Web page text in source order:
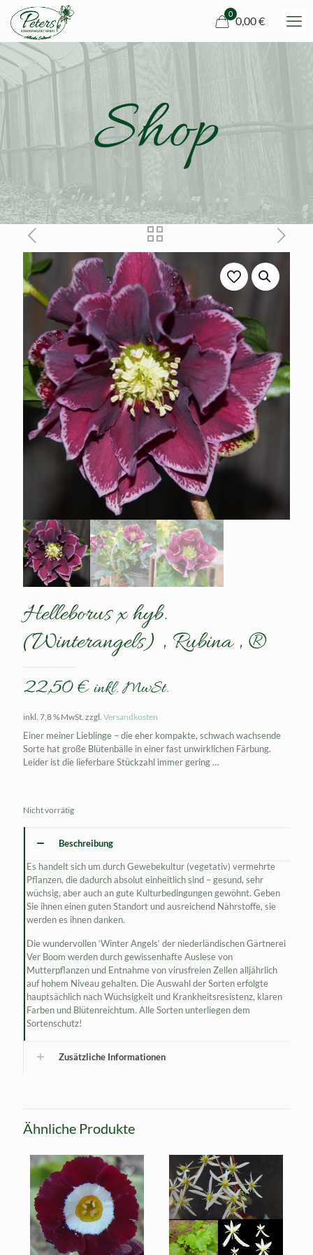
0
0,00 €
Shop
Helleborus x hyb.
(Winterangels) ‚ Rubina ‚ ®
22,50€ inkl. MwSt.
inkl. 7,8 % MwSt. zzgl. Versandkosten
Einer meiner Lieblinge – die eher kompakte, schwach wachsende
Sorte hat große Blütenbälle in einer fast unwirklichen Färbung.
Leider ist die lieferbare Stückzahl immer gering …
Nicht vorrätig
Beschreibung
Es handelt sich um durch Gewebekultur (vegetativ) vermehrte
Pflanzen, die dadurch absolut einheitlich sind – gesund, sehr
wüchsig, aber auch an gute Kulturbedingungen gewöhnt. Geben
Sie ihnen einen guten Standort und ausreichend Nährstoffe, sie
werden es ihnen danken.
Die wundervollen ‘Winter Angels‘ der niederländischen Gärtnerei
Ver Boom werden durch gewissenhafte Auslese von
Mutterpflanzen und Entnahme von virusfreien Zellen alljährlich
auf hohem Niveau gehalten. Die Auswahl der Sorten erfolgte
hauptsächlich nach Wüchsigkeit und Krankheitsresistenz, klaren
Farben und Blütenreichtum. Alle Sorten unterliegen dem
Sortenschutz!
Zusätzliche Informationen
Ähnliche Produkte